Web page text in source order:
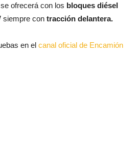
ofrecerá con los bloques diésel
siempre con tracción delantera.
en el canal oficial de Encamión